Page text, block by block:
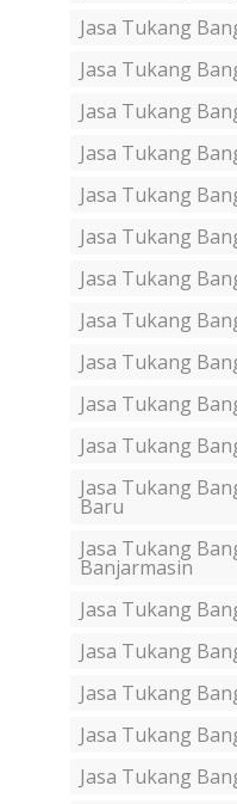
Jasa Tukang
Jasa Tukang
Jasa Tukang
Jasa Tukang
Jasa Tukang
Jasa Tukang
Jasa Tukang
Jasa Tukang
Jasa Tukang
Jasa Tukang
Jasa Tukang
Jasa Tukang
Baru
Jasa Tukang
Banjarmasin
Jasa Tukang
Jasa Tukang
Jasa Tukang
Jasa Tukang
Jasa Tukang